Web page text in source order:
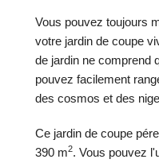
Vous pouvez toujours
votre jardin de coupe
de jardin ne comprend
pouvez facilement
des cosmos et des
Ce jardin de coupe
390 m2. Vous pouvez